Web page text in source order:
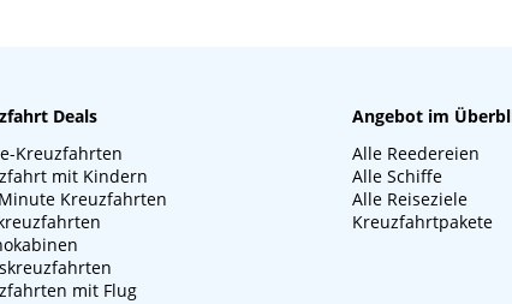
Deals
Kreuzfahrten
mit Kindern
Kreuzfahrten
mit Flug
Angebot im
Alle Reedereien
Alle Schiffe
Alle Reiseziele
Kreuzfahrtpakete